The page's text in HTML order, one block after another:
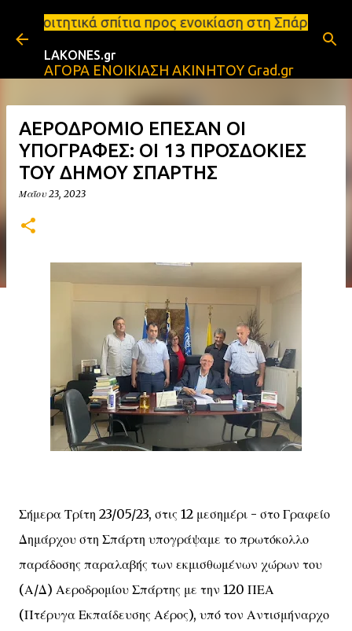
Μετάβαση στο κύριο περιεχόμενο
προς ενοικίαση στη Σπάρτη Ενοικιάσεις
LAKONES.gr
ΑΓΟΡΑ ΕΝΟΙΚΙΑΣΗ ΑΚΙΝΗΤΟΥ Grad.gr
ΑΕΡΟΔΡΟΜΙΟ ΕΠΕΣΑΝ ΟΙ
ΥΠΟΓΡΑΦΕΣ: ΟΙ 13 ΠΡΟΣΔΟΚΙΕΣ
ΤΟΥ ΔΗΜΟΥ ΣΠΑΡΤΗΣ
Μαΐου 23, 2023
Σήμερα Τρίτη 23/05/23, στις 12 μεσημέρι - στο Γραφείο
Δημάρχου στη Σπάρτη υπογράψαμε το πρωτόκολλο
παράδοσης παραλαβής των εκμισθωμένων χώρων του
(Α/Δ) Αεροδρομίου Σπάρτης με την 120 ΠΕΑ
(Πτέρυγα Εκπαίδευσης Αέρος), υπό τον Αντισμήναρχο